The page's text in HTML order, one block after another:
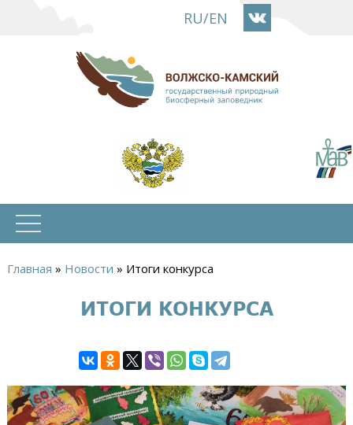
основному
содержанию
RU/EN
Главная » Новости » Итоги конкурса
ИТОГИ КОНКУРСА